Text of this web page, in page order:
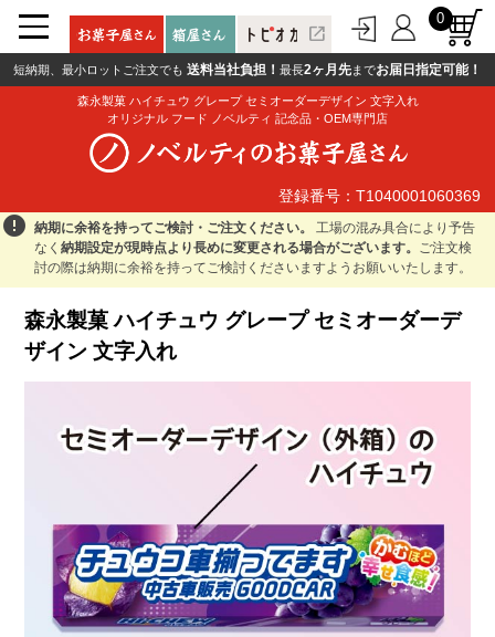
森永製菓 ハイチュウ グレープ セミオーダーデザイン 文字入れ
オリジナル フード ノベルティ 記念品・OEM専門店
open_in_new
短納期、最小ロットご注文でも 送料当社負担！ 最長2ヶ月先までお届日指定可能！
0
登録番号：T1040001060369
error 納期に余裕を持ってご検討・ご注文ください。
工場の混み具合により予告
なく納期設定が現時点より長めに変更される場合がございます。
ご注文検
討の際は納期に余裕を持ってご検討くださいますようお願いいたします。
登録番号：T1040001060369
森永製菓 ハイチュウ グレープ セミオーダーデ
ザイン 文字入れ